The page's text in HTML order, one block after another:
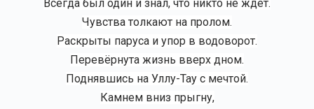
Всегда был один и знал, что никто не ждёт.
Чувства толкают на пролом.
Раскрыты паруса и упор в водоворот.
Перевёрнута жизнь вверх дном.
Поднявшись на Уллу-Тау с мечтой.
Камнем вниз прыгну,